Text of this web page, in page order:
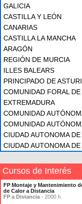
GALICIA
CASTILLA Y LEÓN
CANARIAS
CASTILLA LA MANCHA
ARAGÓN
REGIÓN DE MURCIA
ILLES BALEARS
PRINCIPADO DE
COMUNIDAD FORAL DE
EXTREMADURA
COMUNIDAD
COMUNIDAD
CIUDAD AUTONOMA
CIUDAD AUTONOMA
Cursos de Interés
FP Montaje y Mantenimiento
de Calor a Distancia
FP a Distancia - 2000 h.